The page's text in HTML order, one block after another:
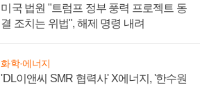
미국 법원 "트럼프 정부 풍력 프로젝트 동
결 조치는 위법", 해제 명령 내려
화학·에너지
'DL이앤씨 SMR 협력사' X에너지, '한수원